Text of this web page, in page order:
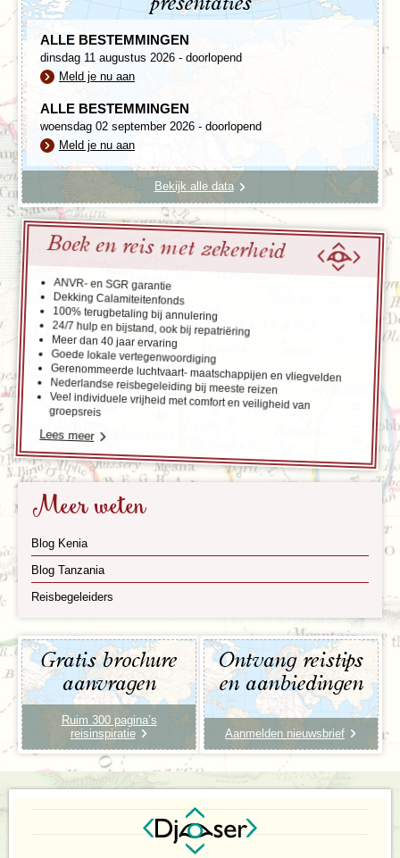
ALLE BESTEMMINGEN
dinsdag 11 augustus 2026 - doorlopend
Meld je nu aan
ALLE BESTEMMINGEN
woensdag 02 september 2026 - doorlopend
Meld je nu aan
Bekijk alle data
Boek en reis met zekerheid
ANVR- en SGR garantie
Dekking Calamiteitenfonds
100% terugbetaling bij annulering
24/7 hulp en bijstand, ook bij repatriëring
Meer dan 40 jaar ervaring
Goede lokale vertegenwoordiging
Gerenommeerde luchtvaart- maatschappijen en vliegvelden
Nederlandse reisbegeleiding bij meeste reizen
Veel individuele vrijheid met comfort en veiligheid van
groepsreis
Lees meer
Meer weten
Blog Kenia
Blog Tanzania
Reisbegeleiders
Gratis brochure
aanvragen
Ruim 300 pagina’s
reisinspiratie
Ontvang reistips
en aanbiedingen
Aanmelden nieuwsbrief